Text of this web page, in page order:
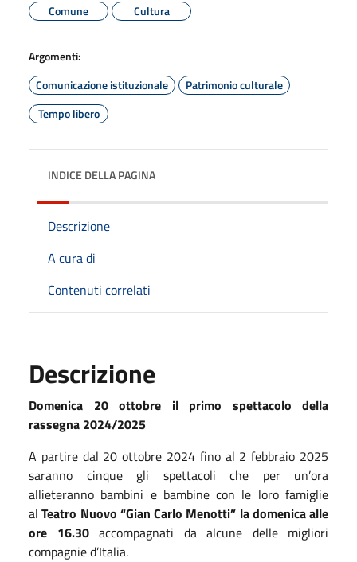
Comune
Cultura
Argomenti:
Comunicazione istituzionale
Patrimonio culturale
Tempo libero
INDICE DELLA PAGINA
Descrizione
A cura di
Contenuti correlati
Descrizione
Domenica 20 ottobre il primo spettacolo della
rassegna 2024/2025
A partire dal 20 ottobre 2024 fino al 2 febbraio 2025
saranno cinque gli spettacoli che per un’ora
allieteranno bambini e bambine con le loro famiglie
alTeatro Nuovo “Gian Carlo Menotti” la domenica alle
ore 16.30accompagnati da alcune delle migliori
compagnie d’Italia.